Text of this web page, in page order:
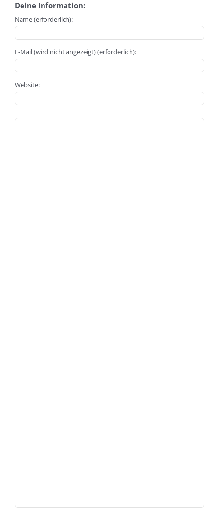
Deine Information:
Name (erforderlich):
E-Mail (wird nicht angezeigt) (erforderlich):
Website: